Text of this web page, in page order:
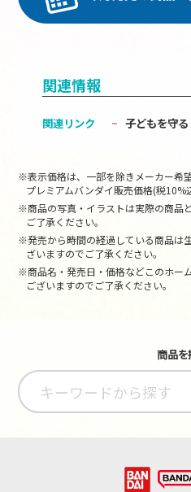
関連情報
関連リンク 子どもを守
※表示価格は、一部を除きメーカー希
プレミアムバンダイ販売価格(税10%
※商品の写真・イラストは実際の商品
ご了承ください。
※発売から時間の経過している商品は
ざいますのでご了承ください。
※商品名・発売日・価格などこのホー
ございますのでご了承ください。
商品を